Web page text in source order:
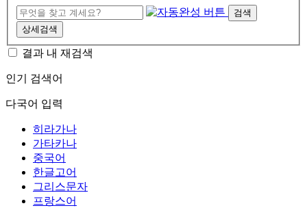
검색
상세검색
결과 내 재검색
인기 검색어
다국어 입력
히라가나
가타카나
중국어
한글고어
그리스문자
프랑스어